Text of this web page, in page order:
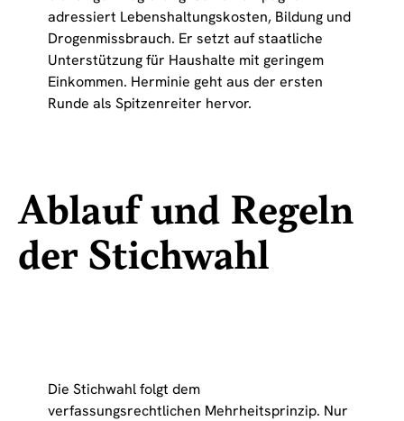
adressiert Lebenshaltungskosten, Bildung und
Drogenmissbrauch. Er setzt auf staatliche
Unterstützung für Haushalte mit geringem
Einkommen. Herminie geht aus der ersten
Runde als Spitzenreiter hervor.
Ablauf und Regeln
der Stichwahl
Die Stichwahl folgt dem
verfassungsrechtlichen Mehrheitsprinzip. Nur